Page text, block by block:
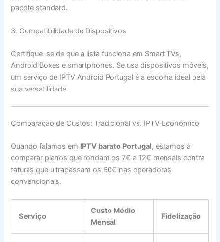
pacote standard.
3. Compatibilidade de Dispositivos
Certifique-se de que a lista funciona em Smart TVs,
Android Boxes e smartphones. Se usa dispositivos móveis,
um serviço de IPTV Android Portugal é a escolha ideal pela
sua versatilidade.
Comparação de Custos: Tradicional vs. IPTV Económico
Quando falamos em IPTV barato Portugal, estamos a
comparar planos que rondam os 7€ a 12€ mensais contra
faturas que ultrapassam os 60€ nas operadoras
convencionais.
Serviço
Custo Médio
Mensal
Fidelização